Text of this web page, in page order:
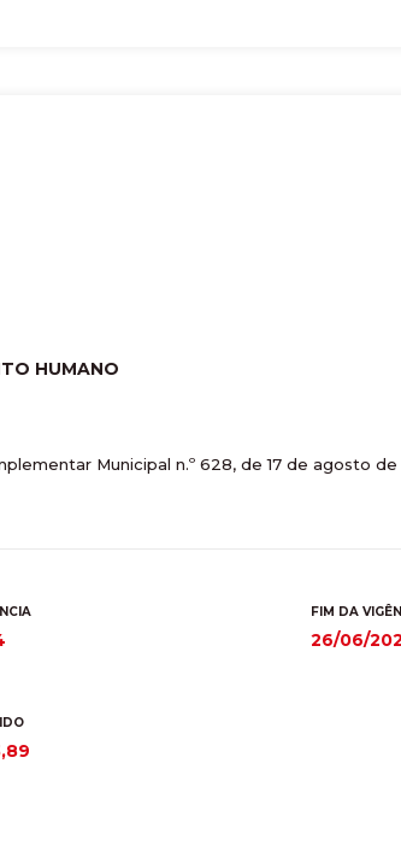
HUMANO
Municipal n.º 628, de 17 de agosto
FIM DA
26/06/